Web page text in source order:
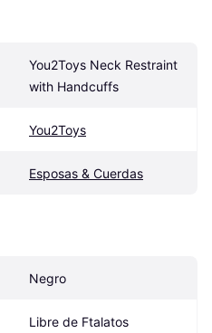
You2Toys Neck Restraint
with Handcuffs
You2Toys
Esposas & Cuerdas
Negro
Libre de Ftalatos